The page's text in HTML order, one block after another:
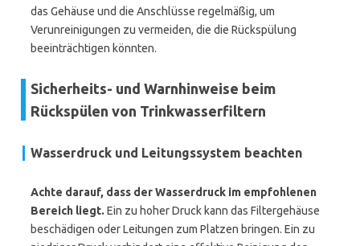
das Gehäuse und die Anschlüsse regelmäßig, um
Verunreinigungen zu vermeiden, die die Rückspülung
beeinträchtigen könnten.
Sicherheits- und Warnhinweise beim
Rückspülen von Trinkwasserfiltern
Wasserdruck und Leitungssystem beachten
Achte darauf, dass der Wasserdruck im empfohlenen
Bereich liegt. Ein zu hoher Druck kann das Filtergehäuse
beschädigen oder Leitungen zum Platzen bringen. Ein zu